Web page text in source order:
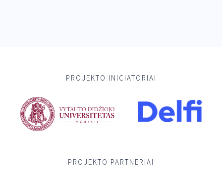
PROJEKTO INICIATORIAI
PROJEKTO PARTNERIAI